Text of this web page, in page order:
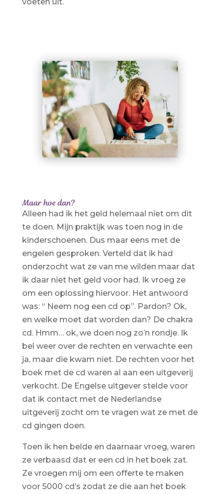
Maar hoe dan?
Alleen had ik het geld helemaal niet om dit
te doen. Mijn praktijk was toen nog in de
kinderschoenen. Dus maar eens met de
engelen gesproken. Verteld dat ik had
onderzocht wat ze van me wilden maar dat
ik daar niet het geld voor had. Ik vroeg ze
om een oplossing hiervoor. Het antwoord
was: “ Neem nog een cd op”. Pardon? Ok,
en welke moet dat worden dan? De chakra
cd. Hmm… ok, we doen nog zo’n rondje. Ik
bel weer over de rechten en verwachte een
ja, maar die kwam niet. De rechten voor het
boek met de cd waren al aan een uitgeverij
verkocht. De Engelse uitgever stelde voor
dat ik contact met de Nederlandse
uitgeverij zocht om te vragen wat ze met de
cd gingen doen.
Toen ik hen belde en daarnaar vroeg, waren
ze verbaasd dat er een cd in het boek zat.
Ze vroegen mij om een offerte te maken
voor 5000 cd’s zodat ze die aan het boek